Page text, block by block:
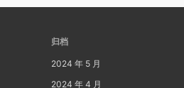
归档
2024 年 5 月
2024 年 4 月